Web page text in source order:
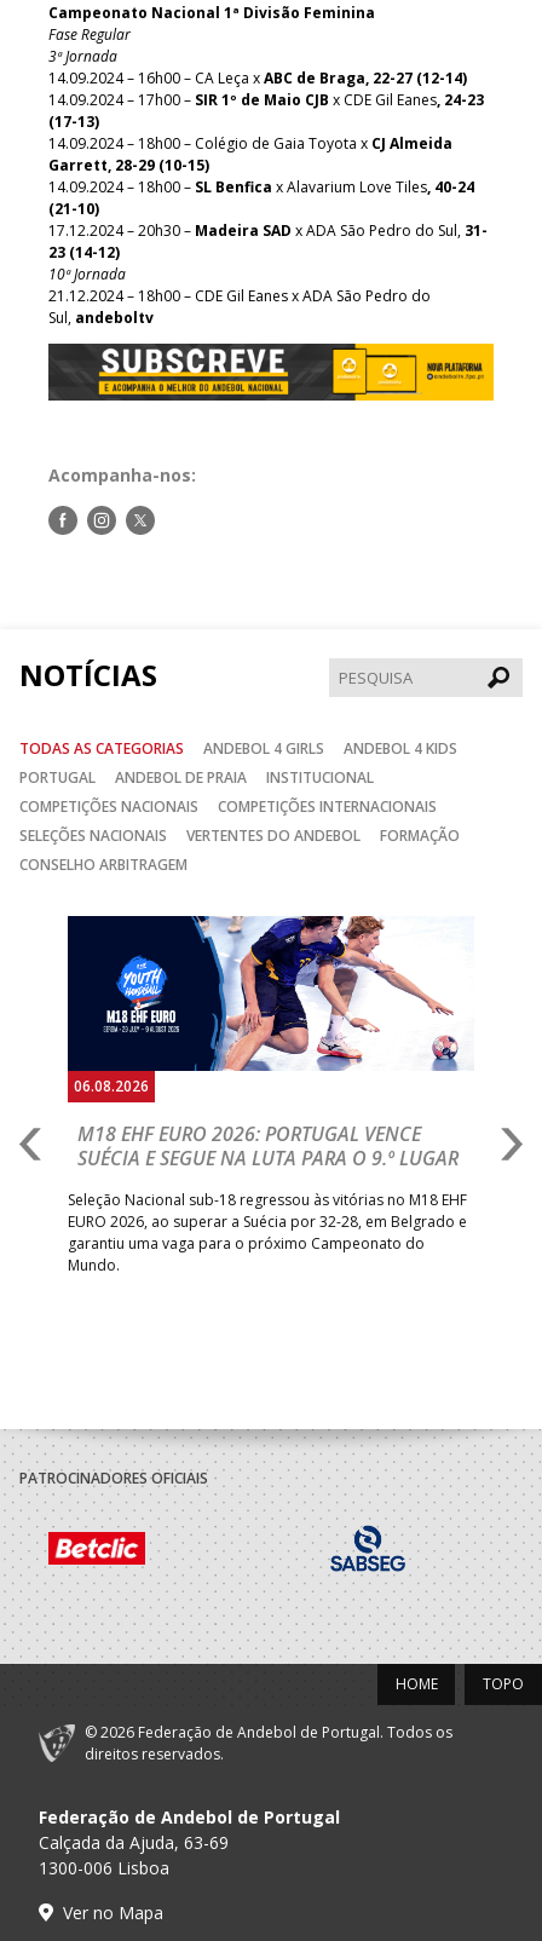
Campeonato Nacional 1ª Divisão Feminina
Fase Regular
3ª Jornada
14.09.2024 – 16h00 – CA Leça xABC de Braga, 22-27 (12-14)
14.09.2024 – 17h00 – SIR 1º de Maio CJB x CDE Gil Eanes, 24-23
(17-13)
14.09.2024 – 18h00 – Colégio de Gaia Toyota x CJ Almeida
Garrett, 28-29 (10-15)
14.09.2024 – 18h00 – SL Benfica x Alavarium Love Tiles, 40-24
(21-10)
17.12.2024 – 20h30 – Madeira SAD x ADA São Pedro do Sul, 31-
23 (14-12)
10ª Jornada
21.12.2024 – 18h00 – CDE Gil Eanes x ADA São Pedro do
Sul, andeboltv
Acompanha-nos:
Siga-Siga-Siga-
NOTÍCIAS
TODAS AS CATEGORIAS ANDEBOL 4 GIRLS
ANDEBOL 4 KIDS
PORTUGAL
ANDEBOL DE PRAIA
INSTITUCIONAL
COMPETIÇÕES NACIONAIS
COMPETIÇÕES INTERNACIONAIS
SELEÇÕES NACIONAIS
VERTENTES DO ANDEBOL
FORMAÇÃO
CONSELHO ARBITRAGEM
06.08.2026
M18 EHF EURO 2026: PORTUGAL VENCE
SUÉCIA E SEGUE NA LUTA PARA O 9.º LUGAR
Seleção Nacional sub-18 regressou às vitórias no M18 EHF
EURO 2026, ao superar a Suécia por 32-28, em Belgrado e
garantiu uma vaga para o próximo Campeonato do
Mundo.
PATROCINADORES OFICIAIS
TOPO
HOME
© 2026 Federação de Andebol de Portugal. Todos os
direitos reservados.
Federação de Andebol de Portugal
Calçada da Ajuda, 63-69
1300-006 Lisboa
Ver no Mapa